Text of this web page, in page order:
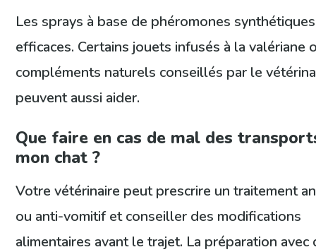
Les sprays à base de phéromones
efficaces. Certains jouets infusés à la valériane
compléments naturels conseillés par le
peuvent aussi aider.
Que faire en cas de mal des
mon chat ?
Votre vétérinaire peut prescrire un traitement
ou anti-vomitif et conseiller des modifications
alimentaires avant le trajet. La préparation